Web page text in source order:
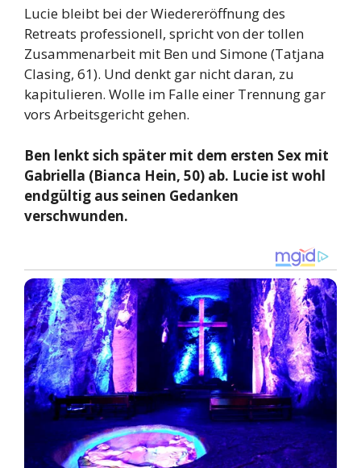
Lucie bleibt bei der Wiedereröffnung des
Retreats professionell, spricht von der tollen
Zusammenarbeit mit Ben und Simone (Tatjana
Clasing, 61). Und denkt gar nicht daran, zu
kapitulieren. Wolle im Falle einer Trennung gar
vors Arbeitsgericht gehen.
Ben lenkt sich später mit dem ersten Sex mit
Gabriella (Bianca Hein, 50) ab. Lucie ist wohl
endgültig aus seinen Gedanken
verschwunden.